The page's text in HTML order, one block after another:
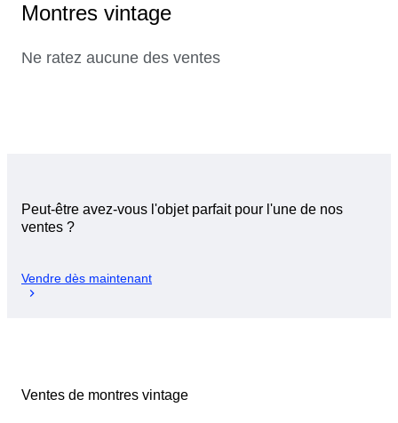
Montres vintage
Ne ratez aucune des ventes
Peut-être avez-vous l'objet parfait pour l'une de nos
ventes ?
Vendre dès maintenant
Ventes de montres vintage